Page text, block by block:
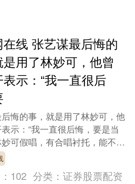
线 张艺谋最后悔的
用了林妙可，他曾
示：“我一直很后
悔的事，就是用了林妙可，他
示：“我一直很后悔，要是当
可假唱，有合唱衬托，能不准
” 2008年北京奥运会开幕式，
....
102 分类：证券股票配资